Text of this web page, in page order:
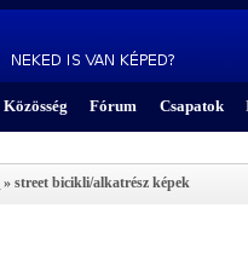
Közösség Fórum Csapatok
» street bicikli/alkatrész képek